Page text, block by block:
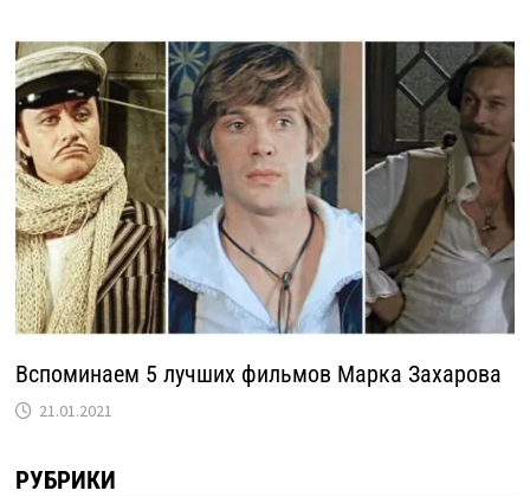
Вспоминаем 5 лучших фильмов Марка Захарова
21.01.2021
РУБРИКИ